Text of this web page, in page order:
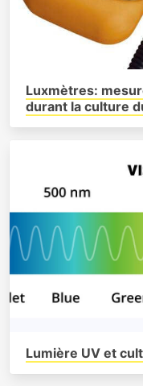
Luxmètres:
durant la culture
Lumière UV et